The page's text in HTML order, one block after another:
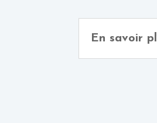
En savoir